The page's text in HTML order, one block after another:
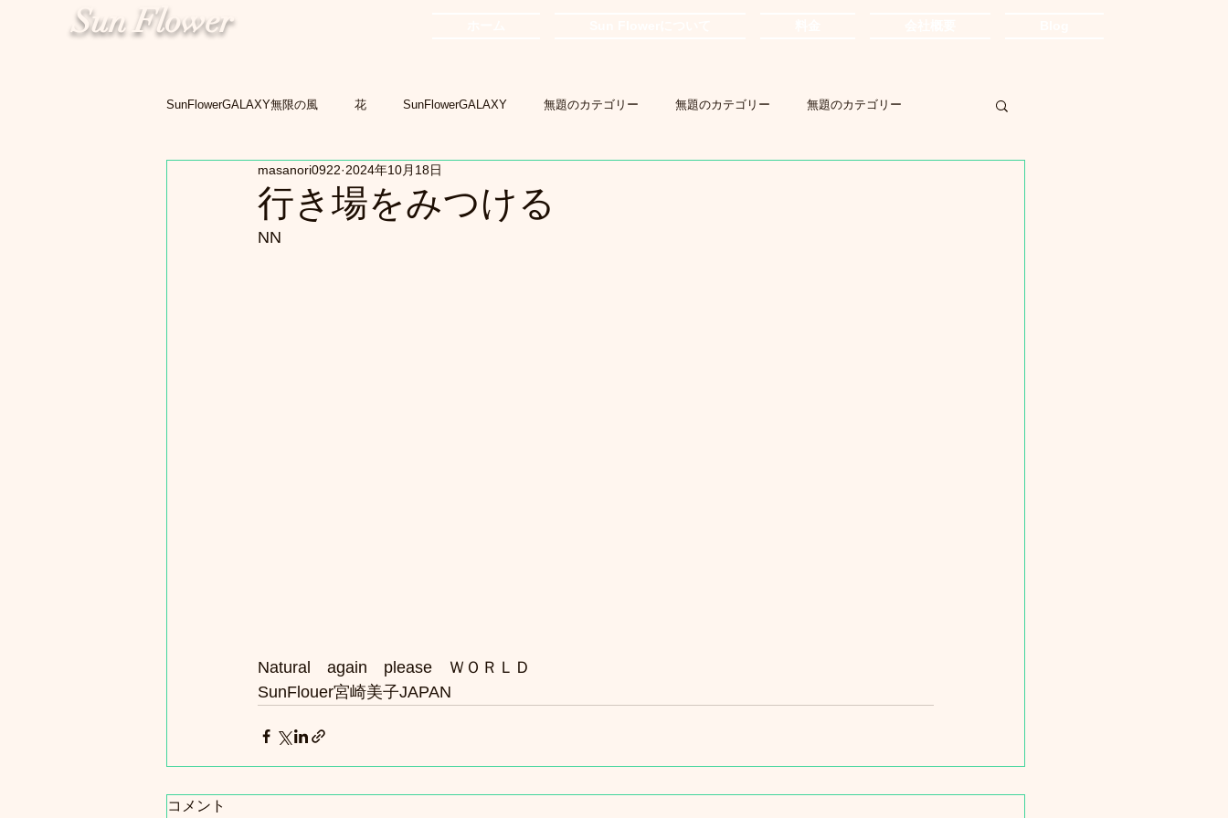
Sun Flower
SunFlowerGALAXY無限の風 花 SunFlowerGALAXY 無題のカテゴリー 無題のカテゴリー 無題のカテゴリー
行き場をみつける
masanori0922 2024年10月18日
NN
Natural　again　please　ＷＯＲＬＤ
SunFlouer宮崎美子JAPAN
コメント